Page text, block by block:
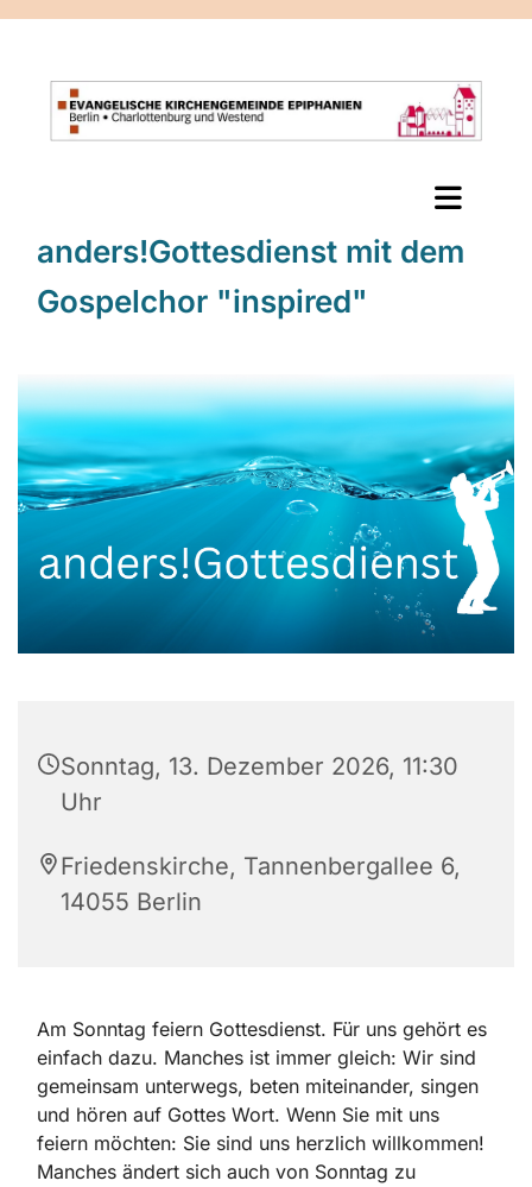
anders!Gottesdienst mit dem
Gospelchor "inspired"
Sonntag, 13. Dezember 2026, 11:30
Uhr
Friedenskirche, Tannenbergallee 6,
14055 Berlin
Am Sonntag feiern Gottesdienst. Für uns gehört es
einfach dazu. Manches ist immer gleich: Wir sind
gemeinsam unterwegs, beten miteinander, singen
und hören auf Gottes Wort. Wenn Sie mit uns
feiern möchten: Sie sind uns herzlich willkommen!
Manches ändert sich auch von Sonntag zu